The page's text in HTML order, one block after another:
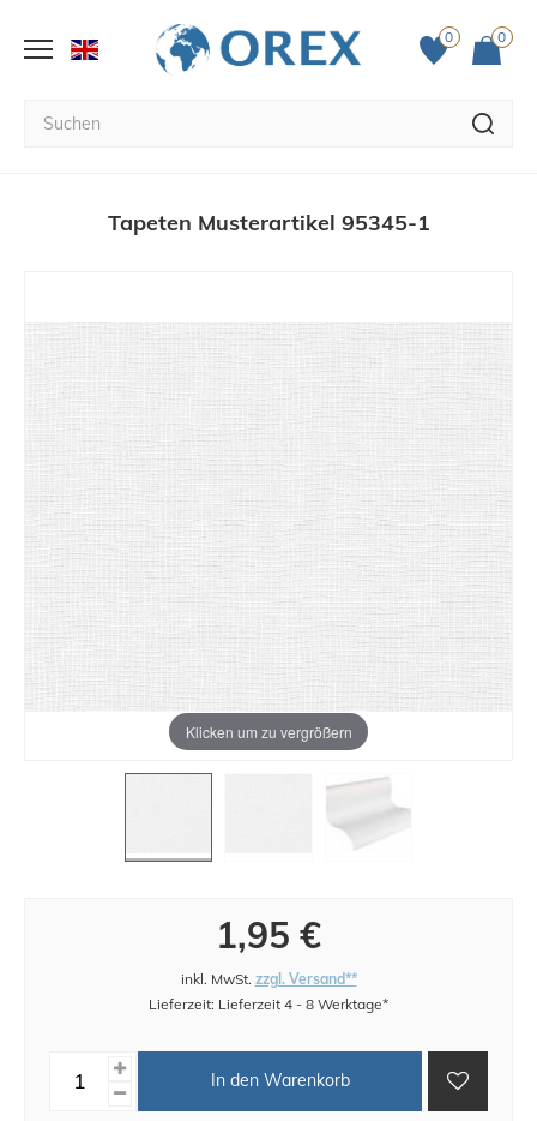
0 0
Tapeten Musterartikel 95345-1
Klicken um zu vergrößern
1,95 €
inkl. MwSt. zzgl. Versand**
Lieferzeit: Lieferzeit 4 - 8 Werktage*
In den Warenkorb